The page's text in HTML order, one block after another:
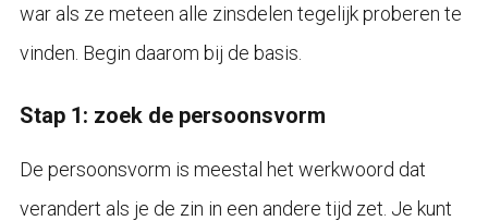
war als ze meteen alle zinsdelen tegelijk proberen te
vinden. Begin daarom bij de basis.
Stap 1: zoek de persoonsvorm
De persoonsvorm is meestal het werkwoord dat
verandert als je de zin in een andere tijd zet. Je kunt